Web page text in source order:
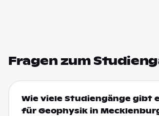
Fragen zum
Wie viele Studiengänge gibt
für Geophysik in